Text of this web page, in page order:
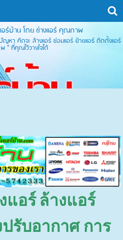
อร์บ้าน โดย ช่างแอร์ คุณภาพ
ญหา คิดจะ ล้างแอร์ ซ่อมแอร์ ย้ายแอร์ ติดตั้งแอร์
" ที่คุณไว้วางใจได้
อร์ ล้างแอร์
รับอากาศ การ